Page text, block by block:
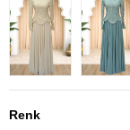
Renk